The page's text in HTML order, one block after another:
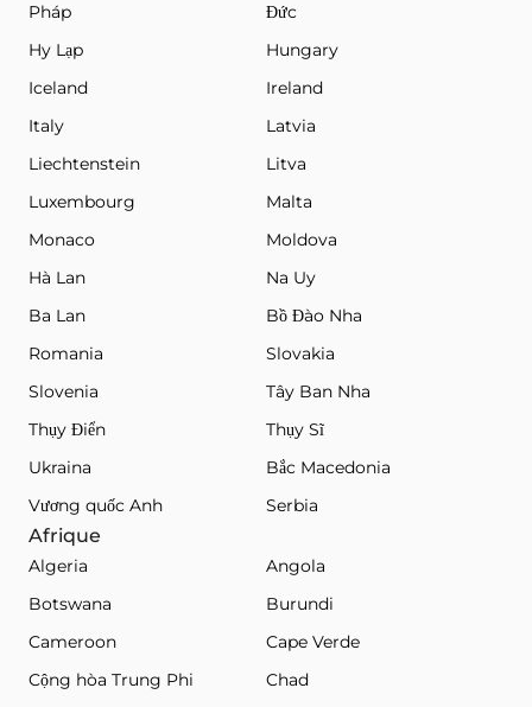
Pháp
Đức
Hy Lạp
Hungary
Iceland
Ireland
Italy
Latvia
Liechtenstein
Litva
Luxembourg
Malta
Monaco
Moldova
Hà Lan
Na Uy
Ba Lan
Bồ Đào Nha
Romania
Slovakia
Slovenia
Tây Ban Nha
Thụy Điển
Thụy Sĩ
Ukraina
Bắc Macedonia
Vương quốc Anh
Serbia
Afrique
Algeria
Angola
Botswana
Burundi
Cameroon
Cape Verde
Cộng hòa Trung Phi
Chad